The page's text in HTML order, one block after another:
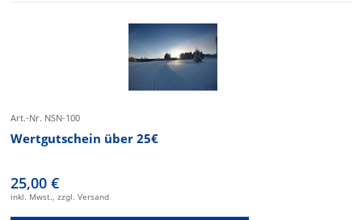
Art.-Nr. NSN-100
Wertgutschein über 25€
25,00 €
inkl. Mwst., zzgl. Versand